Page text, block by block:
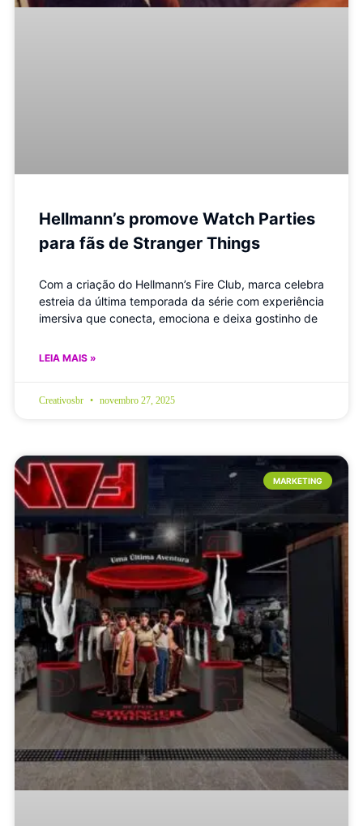
Hellmann’s promove Watch Parties
para fãs de Stranger Things
Com a criação do Hellmann’s Fire Club, marca celebra
estreia da última temporada da série com experiência
imersiva que conecta, emociona e deixa gostinho de
LEIA MAIS »
Creativosbr novembro 27, 2025
MARKETING